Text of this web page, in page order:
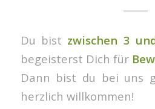
Du bist zwischen 3
begeisterst Dich für
Dann bist du bei uns
herzlich willkommen!